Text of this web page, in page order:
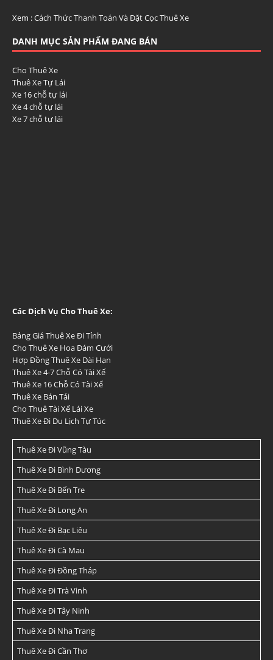
Xem :Cách Thức Thanh Toán Và Đặt Cọc Thuê Xe
DANH MỤC SẢN PHẨM ĐANG BÁN
Cho Thuê Xe
Thuê Xe Tự Lái
Xe 16 chỗ tự lái
Xe 4 chỗ tự lái
Xe 7 chỗ tự lái
Các Dịch Vụ Cho Thuê Xe:
Bảng Giá Thuê Xe Đi Tỉnh
Cho Thuê Xe Hoa Đám Cưới
Hợp Đồng Thuê Xe Dài Hạn
Thuê Xe 4-7 Chỗ Có Tài Xế
Thuê Xe 16 Chỗ Có Tài Xế
Thuê Xe Bán Tải
Cho Thuê Tài Xế Lái Xe
Thuê Xe Đi Du Lịch Tự Túc
Thuê Xe Đi Vũng Tàu
Thuê Xe Đi Bình Dương
Thuê Xe Đi Bến Tre
Thuê Xe Đi Long An
Thuê Xe Đi Bạc Liêu
Thuê Xe Đi Cà Mau
Thuê Xe Đi Đồng Tháp
Thuê Xe Đi Trà Vinh
Thuê Xe Đi Tây Ninh
Thuê Xe Đi Nha Trang
Thuê Xe Đi Cần Thơ